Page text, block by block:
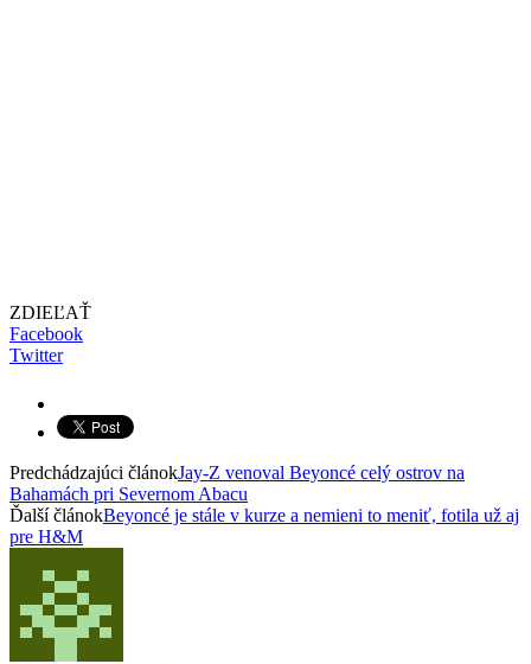
ZDIEĽAŤ
Facebook
Twitter
Predchádzajúci článokJay-Z venoval Beyoncé celý ostrov na
Bahamách pri Severnom Abacu
Ďalší článokBeyoncé je stále v kurze a nemieni to meniť, fotila už aj
pre H&M